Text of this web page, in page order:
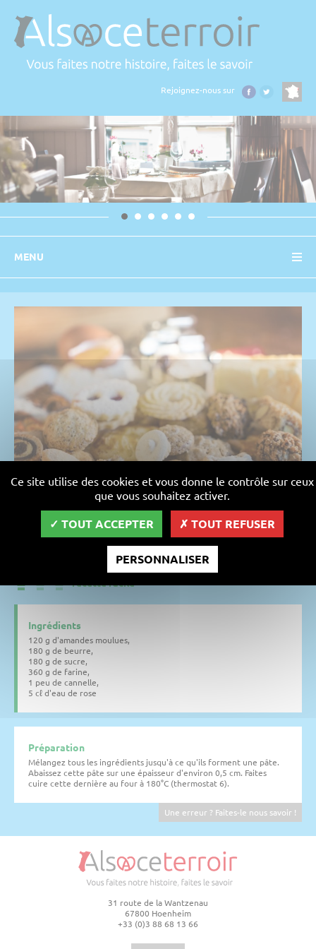
Rejoignez-nous sur
MENU
PETITS FOURS
Petits fours
Préparation : 20 min - Repos : 60 et 40 min - Cuisson : 10 min
recette facile
Ingrédients
120 g d'amandes moulues,
180 g de beurre,
180 g de sucre,
360 g de farine,
1 peu de cannelle,
5 cℓ d'eau de rose
Préparation
Mélangez tous les ingrédients jusqu'à ce qu'ils forment une pâte.
Abaissez cette pâte sur une épaisseur d'environ 0,5 cm. Faites
cuire cette dernière au four à 180°C (thermostat 6).
Une erreur ? Faites-le nous savoir !
31 route de la Wantzenau
67800 Hoenheim
+33 (0)3 88 68 13 66
Ce site utilise des cookies et vous donne le contrôle sur ceux
que vous souhaitez activer.
TOUT ACCEPTER TOUT REFUSER
PERSONNALISER